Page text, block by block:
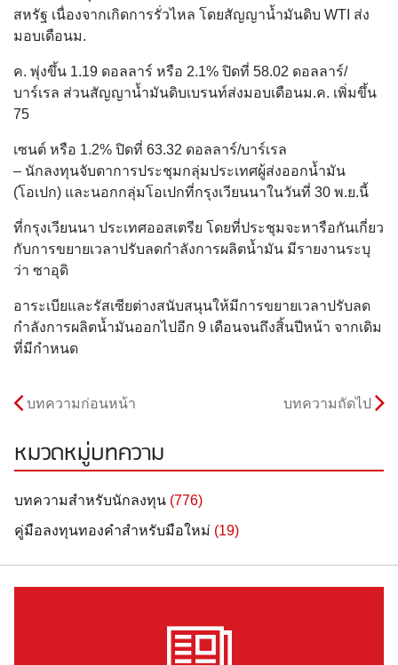
สหรัฐ เนื่องจากเกิดการรั่วไหล โดยสัญญาน้ำมันดิบ WTI ส่ง
มอบเดือนม.
ค. พุ่งขึ้น 1.19 ดอลลาร์ หรือ 2.1% ปิดที่ 58.02 ดอลลาร์/
บาร์เรล ส่วนสัญญาน้ำมันดิบเบรนท์ส่งมอบเดือนม.ค. เพิ่มขึ้น
75
เซนต์ หรือ 1.2% ปิดที่ 63.32 ดอลลาร์/บาร์เรล
– นักลงทุนจับตาการประชุมกลุ่มประเทศผู้ส่งออกน้ำมัน
(โอเปก) และนอกกลุ่มโอเปกที่กรุงเวียนนาในวันที่ 30 พ.ย.นี้
ที่กรุงเวียนนา ประเทศออสเตรีย โดยที่ประชุมจะหารือกันเกี่ยว
กับการขยายเวลาปรับลดกำลังการผลิตน้ำมัน มีรายงานระบุ
ว่า ซาอุดิ
อาระเบียและรัสเซียต่างสนับสนุนให้มีการขยายเวลาปรับลด
กำลังการผลิตน้ำมันออกไปอีก 9 เดือนจนถึงสิ้นปีหน้า จากเดิม
ที่มีกำหนด
บทความก่อนหน้า บทความถัดไป
หมวดหมู่บทความ
บทความสำหรับนักลงทุน (776)
คู่มือลงทุนทองคำสำหรับมือใหม่ (19)